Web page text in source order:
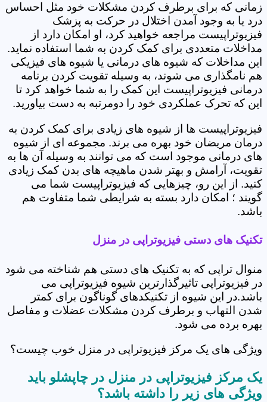
زمانی که برای برطرف کردن مشکلات خود مثل احساس
درد یا به وجود آمدن اختلال در حرکت به پزشک
فیزیوتراپیست مراجعه خواهید کرد، او امکان دارد از
مداخلات متعددی برای کمک کردن به شما استفاده نماید.
این مداخلات که شیوه های درمانی یا شیوه های فیزیکی
هم نامگذاری می شوند، به وسیله تقویت کردن برنامه
درمانی فیزیوتراپیست این کمک را به شما خواهد کرد تا
این که تحرک عملکردی خود را دومرتبه به دست بیاورید.
فیزیوتراپیست ها از شیوه های زیادی برای کمک کردن به
درمان مریضان خود بهره می برند. مجموعه ای از شیوه
های درمانی موجود است که می توانند به وسیله آن ها به
تقویت، آرامش و بهتر شدن ماهیچه های بدن کمک زیادی
کنید. از این رو، چیزهایی که فیزیوتراپیست شما می
گویند ؛ امکان دارد بسته به شرایطی شما متفاوت هم
باشد.
تکنیک های دستی فیزیوتراپی در منزل
منوال تراپی که به تکنیک های دستی هم شناخته می شود
در فیزیوتراپی تاثیرگذارترین شیوه فیزیوتراپی می
باشد.در این شیوه از تکنیکدهای گوناگون برای کمتر
شدن التهاب و برطرف کردن مشکلات عضلات و مفاصل
بهره برده می شود.
ویژگی های یک مرکز فیزیوتراپی در منزل خوب چیست؟
یک مرکز فیزیوتراپی در منزل در چاپشلو باید
ویژگی های زیر را داشته باشد؟